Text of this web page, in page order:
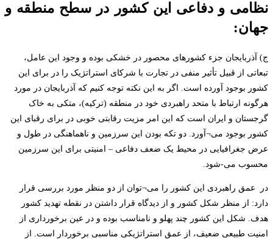
نظامی و دفاعی این کشور در سطح منطقه و
جهان:
ج) آذربایجان جزء کشورهای محصور در خشکی بوده و وجود این عامل،
تبعاتی از قبیل تأثیر منفی در تجارت با شرکای استراتژیک را در برای این
کشور بوجود آورده است. اگر به این نکته توجه کنیم که آذربایجان در مورد
هرگونه ارتباط با متحد راهبردی خود در منطقه (ترکیه)، متکی به خاک
گرجستان و ایران است که این امر مزیت رقابتی خوبی در برای رقبای این
کشور بوجود می¬آورد. دو تکه بودن این سرزمین و ناهماهنگی در طول و
عرض جغرافیایی در محیط یک ضعف دفاعی – امنیتی برای این سرزمین
محسوب می-شود.
در عمق راهبردی این کشور را می¬توان از دو منظر مورد بررسی قرار
دارد: از منظر شکل کشور و از دیدگاه قرار داشتن در نقطه تهدید کشور
هدف. شکل این کشور چند پهلو و نامناسب بوده و در عین برخورداری از
امنیت طبیعی ضعیف، از عمق استراتژیکی مناسبی برخوردار است. از